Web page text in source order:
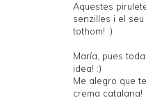
Aquestes
senzilles i el
tothom! :)
María, pues
idea! :)
Me alegro que
crema catalana!